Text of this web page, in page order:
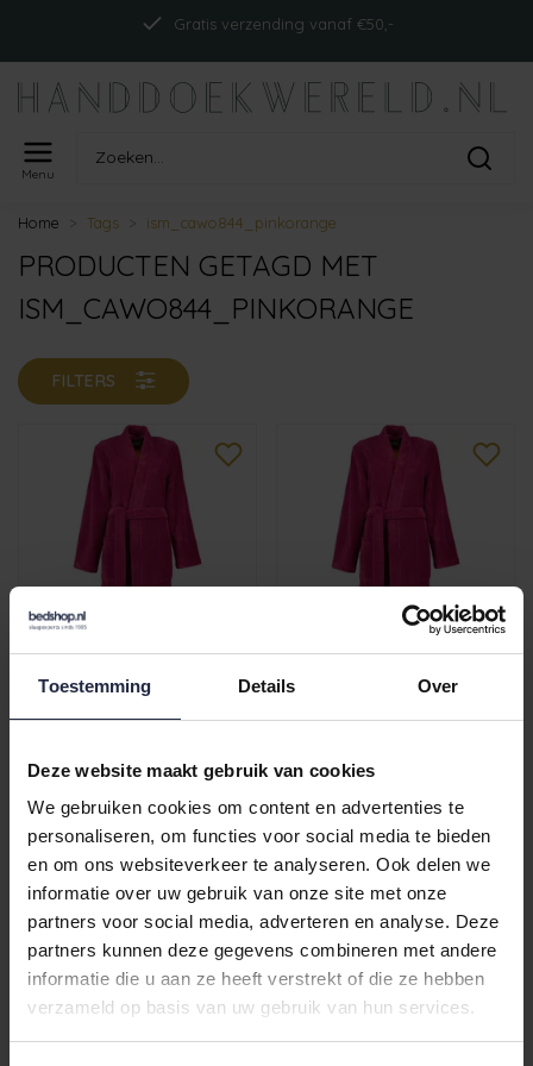
Toestemming Details Over
Deze website maakt gebruik van cookies
We gebruiken cookies om content en advertenties te
personaliseren, om functies voor social media te bieden
en om ons websiteverkeer te analyseren. Ook delen we
informatie over uw gebruik van onze site met onze
partners voor social media, adverteren en analyse. Deze
partners kunnen deze gegevens combineren met andere
informatie die u aan ze heeft verstrekt of die ze hebben
verzameld op basis van uw gebruik van hun services.
Gratis verzending vanaf €50,-
Menu
Home Tags ism_cawo844_pinkorange
PRODUCTEN GETAGD MET
ISM_CAWO844_PINKORANGE
FILTERS
Cawo Dames Kimono
844 pink-orange 46
Cawo Dames Kimono